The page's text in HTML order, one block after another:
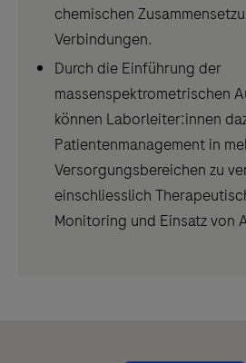
chemischen
Verbindungen.
Durch die Einführung der
massenspektrometrischen
können Laborleiter:innen
Patientenmanagement in
Versorgungsbereichen zu
einschliesslich
Monitoring und Einsatz von